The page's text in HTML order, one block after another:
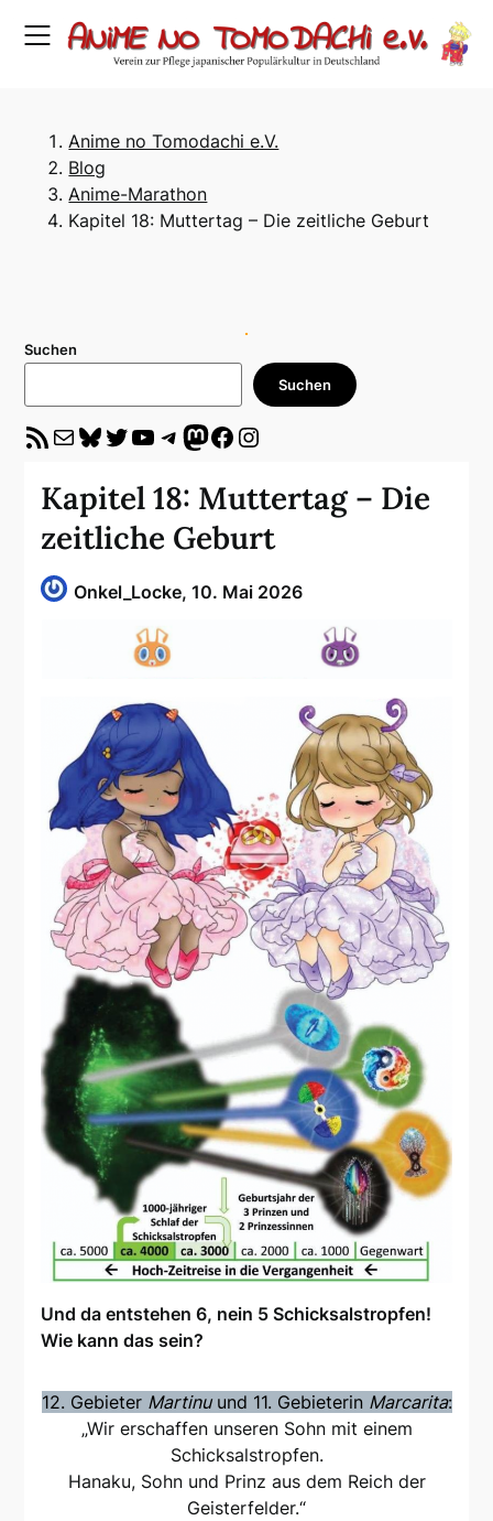
Anime no Tomodachi e.V.
Blog
Anime-Marathon
Kapitel 18: Muttertag – Die zeitliche Geburt
Suchen
Suchen
RSS-Feed E-Mail Bluesky Twitter YouTube Telegram Mastodon Facebook Instagram
Kapitel 18: Muttertag – Die
zeitliche Geburt
Onkel_Locke,10. Mai 2026
Und da entstehen 6, nein 5 Schicksalstropfen!
Wie kann das sein?
12. Gebieter Martinuund 11. Gebieterin Marcarita:
„Wir erschaffen unseren Sohn mit einem
Schicksalstropfen.
Hanaku, Sohn und Prinz aus dem Reich der
Geisterfelder.“